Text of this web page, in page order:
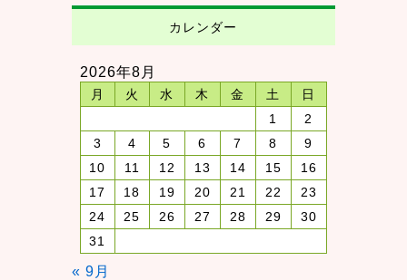
カレンダー
2026年8月
月 火 水 木 金 土
日
1
2
3
4 5 6 7 8
9
10
11 12 13 14 15
16
17
18 19 20 21 22
23
24
25 26 27 28 29
30
31
« 9月